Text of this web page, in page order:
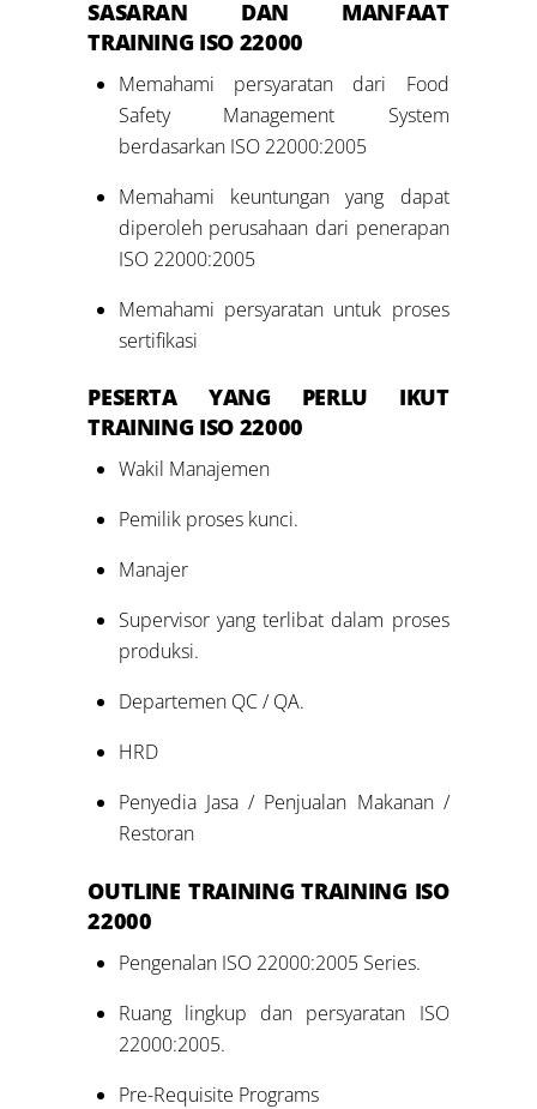
SASARAN DAN MANFAAT
TRAINING ISO 22000
Memahami persyaratan dari Food
Safety Management System
berdasarkan ISO 22000:2005
Memahami keuntungan yang dapat
diperoleh perusahaan dari penerapan
ISO 22000:2005
Memahami persyaratan untuk proses
sertifikasi
PESERTA YANG PERLU IKUT
TRAINING ISO 22000
Wakil Manajemen
Pemilik proses kunci.
Manajer
Supervisor yang terlibat dalam proses
produksi.
Departemen QC / QA.
HRD
Penyedia Jasa / Penjualan Makanan /
Restoran
OUTLINE TRAININGTRAINING ISO
22000
Pengenalan ISO 22000:2005 Series.
Ruang lingkup dan persyaratan ISO
22000:2005.
Pre-Requisite Programs